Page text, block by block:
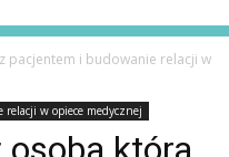
pacjentem i budowanie relacji w
w opiece medycznej